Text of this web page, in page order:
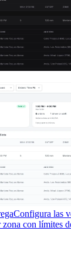
Configura las
con límites